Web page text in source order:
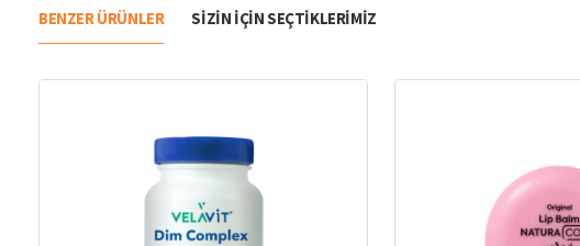
BENZER ÜRÜNLER SIZIN IÇIN SEÇTIKLERIMIZ